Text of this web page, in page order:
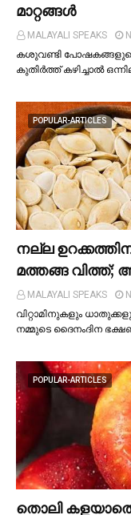
മാറ്റങ്ങള്‍
MALAYALI SPEAKS
കശുവണ്ടി
കുതിർത്ത് കഴിച്ചാല്‍
POPULAR-ARTICLES
നല്ല
മത്തങ്ങ
MALAYALI SPEAKS
വിറ്റാമിനുകളും
നമ്മുടെ ദൈനംദിന
POPULAR-ARTICLES
തൊലി